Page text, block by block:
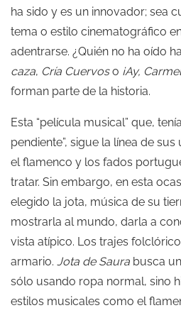
ha sido y es un innovador; sea
tema o estilo cinematográfico
adentrarse. ¿Quién no ha oído
caza, Cría Cuervoso ¡Ay,
forman parte de la historia.
Esta “película musical” que,
pendiente”, sigue la línea de sus
el flamenco y los fados
tratar. Sin embargo, en esta
elegido la jota, música de su
mostrarla al mundo, darla a
vista atípico. Los trajes
armario. Jota de Saura busca
sólo usando ropa normal, sino
estilos musicales como el